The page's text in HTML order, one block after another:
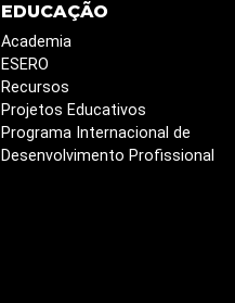
EDUCAÇÃO
Academia
ESERO
Recursos
Projetos Educativos
Programa Internacional de
Desenvolvimento Profissional